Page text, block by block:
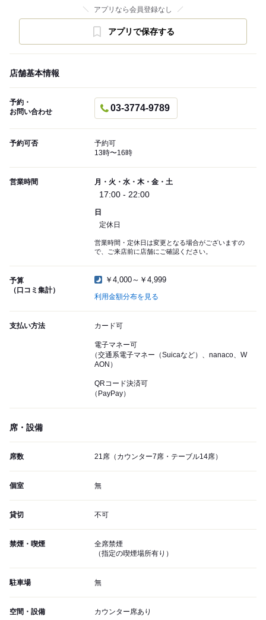
アプリなら会員登録なし
アプリで保存する
店舗基本情報
予約・
お問い合わせ
03-3774-9789
予約可否
予約可
13時〜16時
営業時間 月・火・水・木・金・土
17:00 - 22:00
日
定休日
営業時間・定休日は変更となる場合がございますの
で、ご来店前に店舗にご確認ください。
予算
（口コミ集計）
￥4,000～￥4,999
利用金額分布を見る
支払い方法 カード可
電子マネー可
（交通系電子マネー（Suicaなど）、nanaco、W
AON）
QRコード決済可
（PayPay）
席・設備
席数 21席（カウンター7席・テーブル14席）
個室 無
貸切 不可
禁煙・喫煙
全席禁煙
（指定の喫煙場所有り）
駐車場 無
空間・設備 カウンター席あり